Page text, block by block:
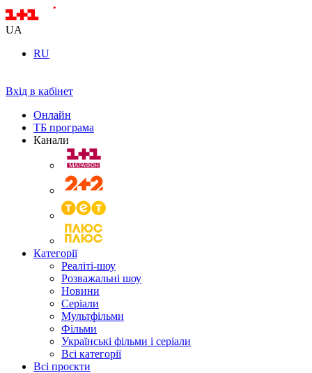
UA
RU
Вхід в кабінет
Онлайн
ТБ програма
Канали
Категорії
Реаліті-шоу
Розважальні шоу
Новини
Серіали
Мультфільми
Фільми
Українські фільми і серіали
Всі категорії
Всі проєкти